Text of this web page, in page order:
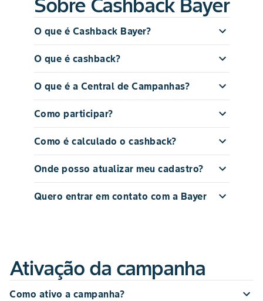
O que é Cashback Bayer?
O que é cashback?
O que é a Central de Campanhas?
Como participar?
Como é calculado o cashback?
Onde posso atualizar meu cadastro?
Quero entrar em contato com a Bayer
Ativação da campanha
Como ativo a campanha?